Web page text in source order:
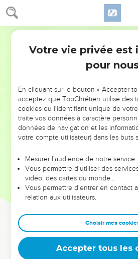
NE MANQUEZ PAS
DE
ET SI LEURS ERREURS
VOTRES ?
leur foi ou leur vision. Mais on voit
et les saisons difficiles qu'ils ont
sont elles qui les ont
Dans cette conférence, leaders,
clés pour avancer avec plus de
deviennent vos tremplins. Que vous
équipe, un groupe ou une famille,
Votre vie privée est
pour nous
En cliquant sur le bouton « Accepter
acceptez que TopChrétien utilise des
cookies ou l'identifiant unique de
traite vos données à caractère
données de navigation et les
votre compte utilisateur) dans les buts
Mesurer l'audience de notre service
Vous permettre d'utiliser des
vidéo, des cartes du monde…
Vous permettre d'entrer en contact
relation aux utilisateurs.
Choisir mes
Accepter tous les